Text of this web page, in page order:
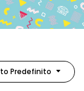
Predefinito